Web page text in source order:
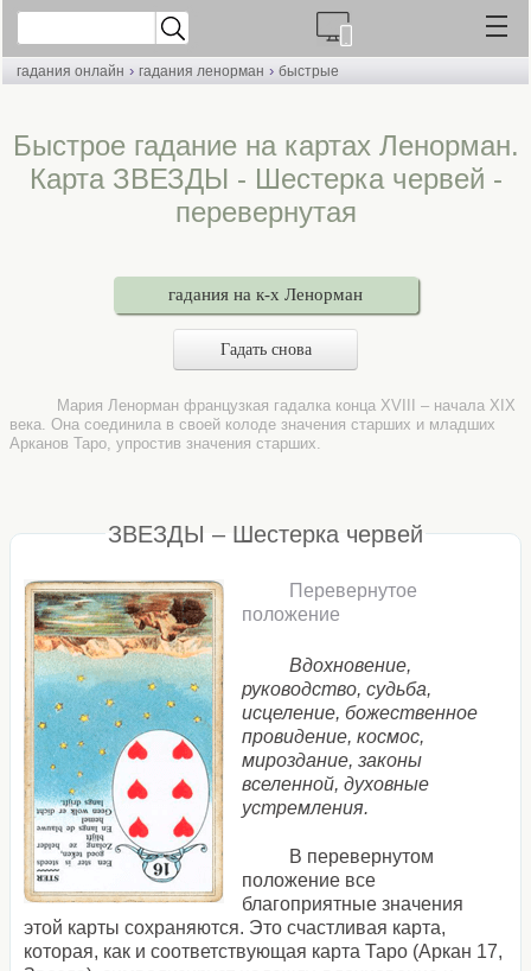
гадания онлайн › гадания ленорман › быстрые
Быстрое гадание на картах Ленорман.
Карта ЗВЕЗДЫ - Шестерка червей -
перевернутая
гадания на к-х Ленорман
Гадать снова
Мария Ленорман французкая гадалка конца XVIII – начала XIX
века. Она соединила в своей колоде значения старших и младших
Арканов Таро, упростив значения старших.
ЗВЕЗДЫ – Шестерка червей
Перевернутое
положение
Вдохновение,
руководство, судьба,
исцеление, божественное
провидение, космос,
мироздание, законы
вселенной, духовные
устремления.
В перевернутом
положение все
благоприятные значения
этой карты сохраняются. Это счастливая карта,
которая, как и соответствующая карта Таро (Аркан 17,